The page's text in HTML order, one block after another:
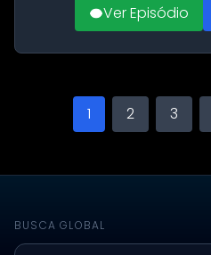
Ver Episódio
1 2 3
BUSCA GLOBAL